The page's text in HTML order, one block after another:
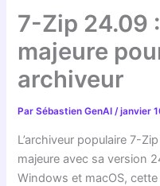
7-Zip 24.09
majeure
archiveur
ParSébastien GenAI/janvier
L’archiveur populaire 7-
majeure avec sa version
Windows et macOS,